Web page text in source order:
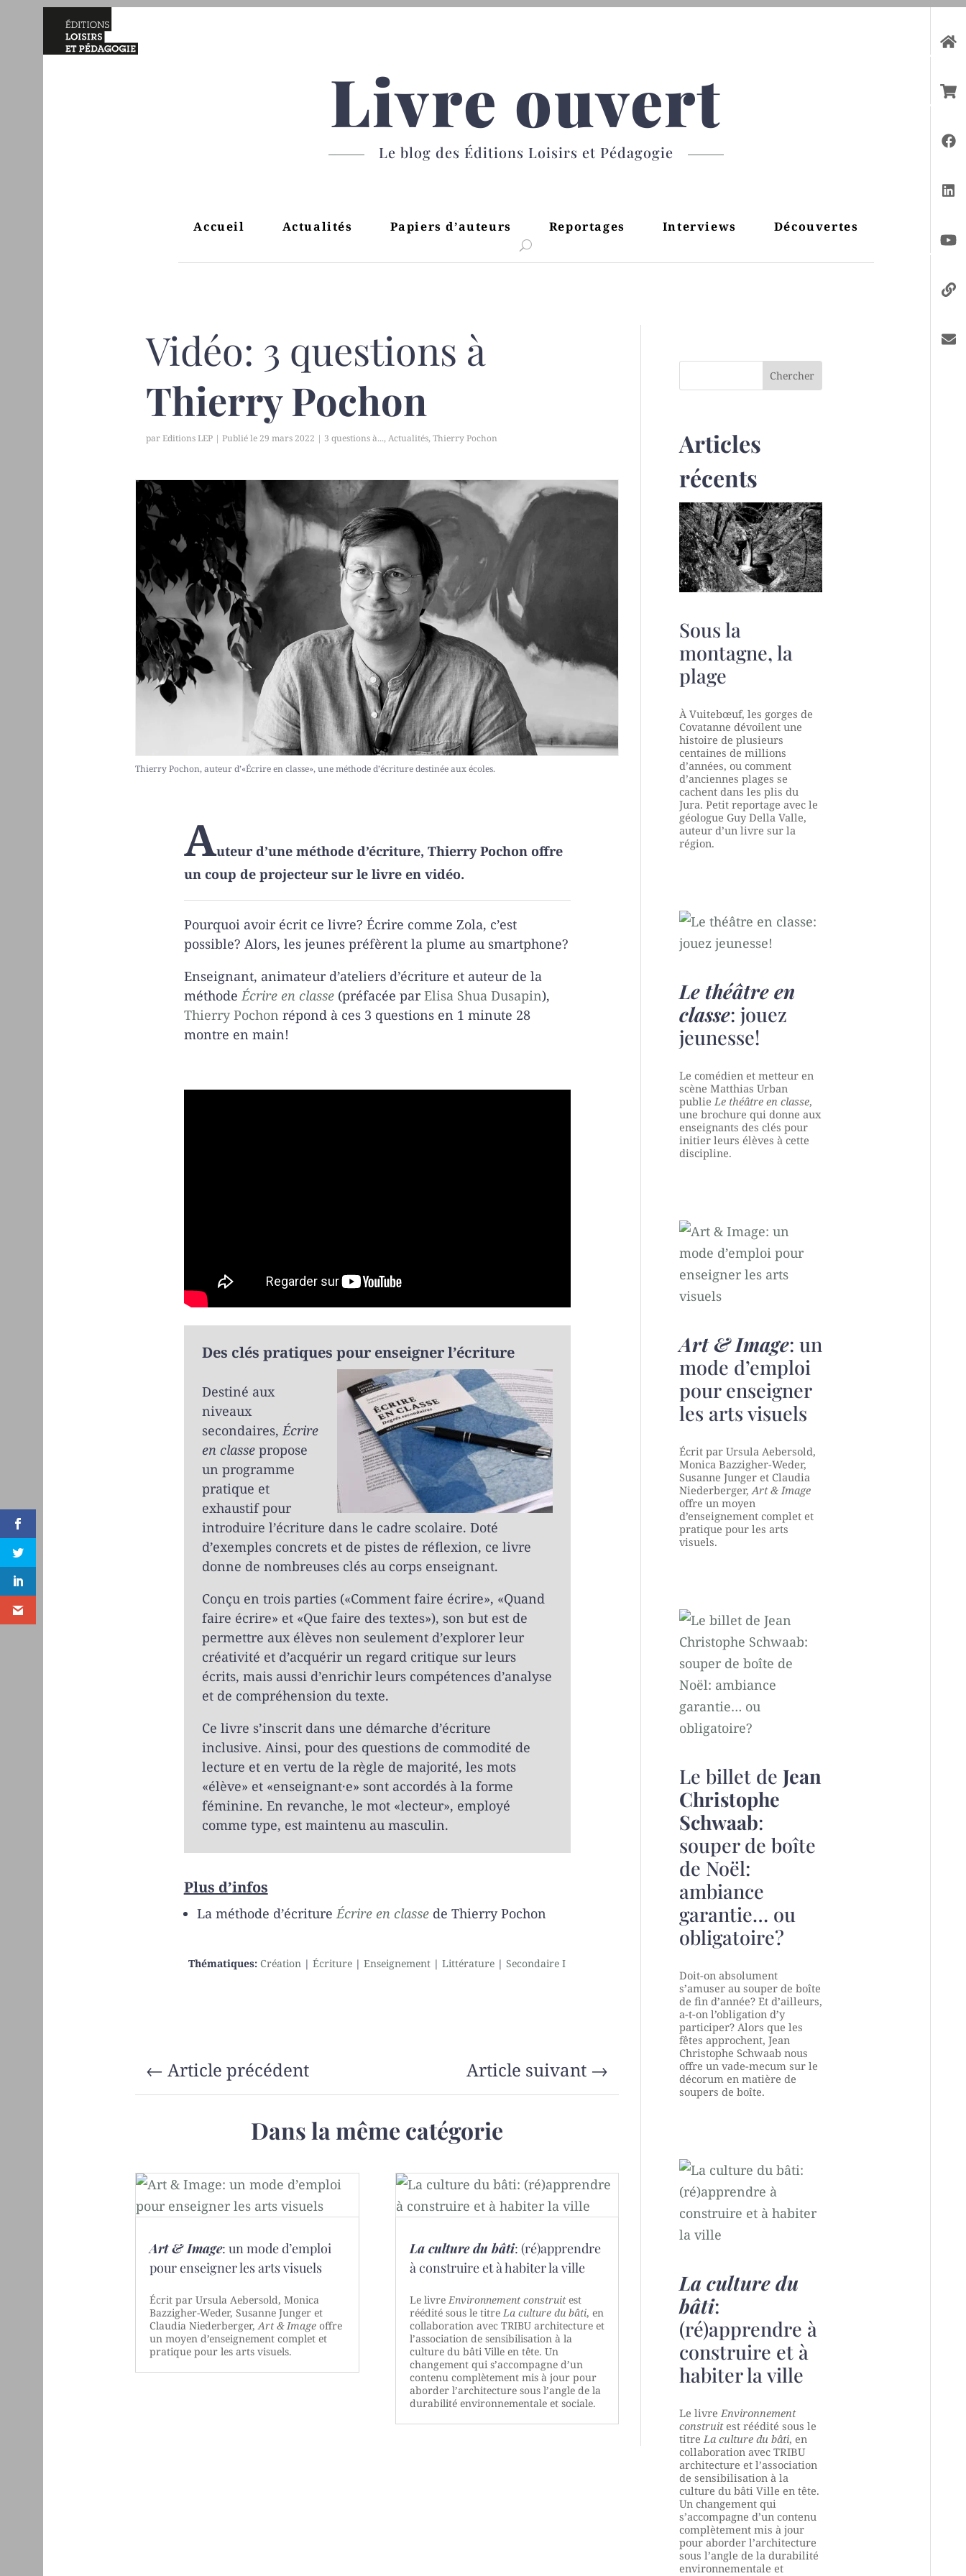
Livre ouvert
Le blog des Éditions Loisirs et Pédagogie
Accueil Actualités Papiers d’auteurs Reportages Interviews Découvertes
Vidéo: 3 questions à
Thierry Pochon
parEditions LEP | 29 mars 2022 | 3 questions à...,Actualités,Thierry Pochon
Thierry Pochon, auteur d’«Écrire en classe», une méthode d’écriture destinée aux écoles.
Auteur d’une méthode d’écriture, Thierry Pochon offre
un coup de projecteur sur le livre en vidéo.
Pourquoi avoir écrit ce livre? Écrire comme Zola, c’est
possible? Alors, les jeunes préfèrent la plume au smartphone?
Enseignant, animateur d’ateliers d’écriture et auteur de la
méthodeÉcrire en classe(préfacée parElisa Shua Dusapin),
Thierry Pochon répond à ces 3 questions en 1 minute 28
montre en main!
Des clés pratiques pour enseigner l’écriture
Destiné aux
niveaux
secondaires, Écrire
en classepropose
un programme
pratique et
exhaustif pour
introduire l’écriture dans le cadre scolaire. Doté
d’exemples concrets et de pistes de réflexion, ce livre
donne de nombreuses clés au corps enseignant.
Conçu en trois parties («Comment faire écrire», «Quand
faire écrire» et «Que faire des textes»), son but est de
permettre aux élèves non seulement d’explorer leur
créativité et d’acquérir un regard critique sur leurs
écrits, mais aussi d’enrichir leurs compétences d’analyse
et de compréhension du texte.
Ce livre s’inscrit dans une démarche d’écriture
inclusive. Ainsi, pour des questions de commodité de
lecture et en vertu de la règle de majorité, les mots
«élève» et «enseignant·e» sont accordés à la forme
féminine. En revanche, le mot «lecteur», employé
comme type, est maintenu au masculin.
Plus d’infos
La méthode d’écriture Écrire en classede Thierry Pochon
Thématiques:Création |Écriture |Enseignement |Littérature |Secondaire I
←Article précédent Article suivant→
Dans la même catégorie
Art & Image: un mode d’emploi
pour enseigner les arts visuels
Écrit par Ursula Aebersold, Monica
Bazzigher-Weder, Susanne Junger et
Claudia Niederberger,Art & Image offre
un moyen d’enseignement complet et
pratique pour les arts visuels.
La culture du bâti: (ré)apprendre
à construire et à habiter la ville
Le livre Environnement construitest
réédité sous le titre La culture du bâti, en
collaboration avec TRIBU architecture et
l’association de sensibilisation à la
culture du bâti Ville en tête. Un
changement qui s’accompagne d’un
contenu complètement mis à jour pour
aborder l’architecture sous l’angle de la
durabilité environnementale et sociale.
Articles
récents
Sous la
montagne, la
plage
À Vuitebœuf, les gorges de
Covatanne dévoilent une
histoire de plusieurs
centaines de millions
d’années, ou comment
d’anciennes plages se
cachent dans les plis du
Jura. Petit reportage avec le
géologue Guy Della Valle,
auteur d’un livre sur la
région.
Le théâtre en
classe: jouez
jeunesse!
Le comédien et metteur en
scène Matthias Urban
publie Le théâtre en classe,
une brochure qui donne aux
enseignants des clés pour
initier leurs élèves à cette
discipline.
Art & Image: un
mode d’emploi
pour enseigner
les arts visuels
Écrit par Ursula Aebersold,
Monica Bazzigher-Weder,
Susanne Junger et Claudia
Niederberger, Art & Image
offre un moyen
d’enseignement complet et
pratique pour les arts
visuels.
Le billet de Jean
Christophe
Schwaab:
souper de boîte
de Noël:
ambiance
garantie… ou
obligatoire?
Doit-on absolument
s’amuser au souper de boîte
de fin d’année? Et d’ailleurs,
a-t-on l’obligation d’y
participer? Alors que les
fêtes approchent, Jean
Christophe Schwaab nous
offre un vade-mecum sur le
décorum en matière de
soupers de boîte.
La culture du
bâti:
(ré)apprendre à
construire et à
habiter la ville
Le livre Environnement
construitest réédité sous le
titre La culture du bâti, en
collaboration avec TRIBU
architecture et l’association
de sensibilisation à la
culture du bâti Ville en tête.
Un changement qui
s’accompagne d’un contenu
complètement mis à jour
pour aborder l’architecture
sous l’angle de la durabilité
environnementale et